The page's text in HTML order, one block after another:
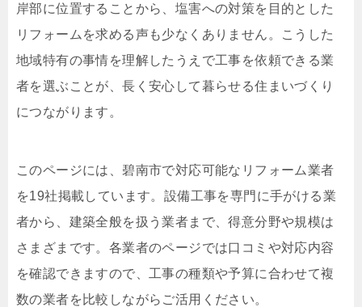
岸部に位置することから、塩害への対策を目的とした
リフォームを求める声も少なくありません。こうした
地域特有の事情を理解したうえで工事を依頼できる業
者を選ぶことが、長く安心して暮らせる住まいづくり
につながります。
このページには、碧南市で対応可能なリフォーム業者
を19社掲載しています。設備工事を専門に手がける業
者から、建築全般を扱う業者まで、得意分野や規模は
さまざまです。各業者のページでは口コミや対応内容
を確認できますので、工事の種類や予算に合わせて複
数の業者を比較しながらご活用ください。